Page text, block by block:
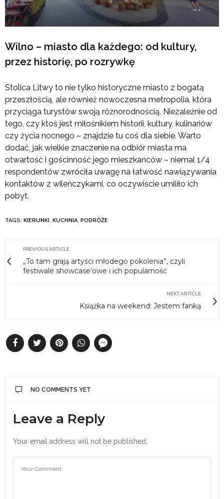
Wilno – miasto dla każdego: od kultury,
przez historię, po rozrywkę
Stolica Litwy to nie tylko historyczne miasto z bogatą
przeszłością, ale również nowoczesna metropolia, która
przyciąga turystów swoją różnorodnością. Niezależnie od
tego, czy ktoś jest miłośnikiem historii, kultury, kulinariów
czy życia nocnego – znajdzie tu coś dla siebie. Warto
dodać, jak wielkie znaczenie na odbiór miasta ma
otwartość i gościnność jego mieszkańców – niemal 1/4
respondentów zwróciła uwagę na łatwość nawiązywania
kontaktów z wileńczykami, co oczywiście umiliło ich
pobyt.
TAGS: KIERUNKI , KUCHNIA, PODRÓŻE
PREVIOUS ARTICLE
„To tam grają artyści młodego pokolenia”, czyli
festiwale showcase’owe i ich popularność
NEXT ARTICLE
Książka na weekend: Jestem fanką
NO COMMENTS YET
Leave a Reply
Your email address will not be published.